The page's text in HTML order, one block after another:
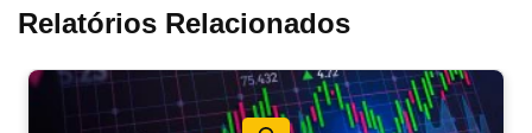
Relatórios Relacionados